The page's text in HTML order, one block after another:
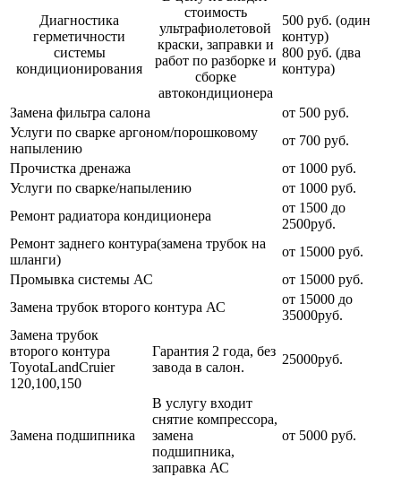
Диагностика
герметичности
системы
кондиционирования
стоимость
ультрафиолетовой
краски, заправки и
работ по разборке и
сборке
автокондиционера
500 руб. (один
контур)
800 руб. (два
контура)
Замена фильтра салона
от 500 руб.
Услуги по сварке аргоном/порошковому
напылению
от 700 руб.
Прочистка дренажа
от 1000 руб.
Услуги по сварке/напылению
от 1000 руб.
Ремонт радиатора кондиционера
от 1500 до
2500руб.
Ремонт заднего контура(замена трубок на
шланги)
от 15000 руб.
Промывка системы АС
от 15000 руб.
Замена трубок второго контура АС
от 15000 до
35000руб.
Замена трубок
второго контура
ToyotaLandCruier
120,100,150
Гарантия 2 года, без
завода в салон.
25000руб.
Замена подшипника
В услугу входит
снятие компрессора,
замена
подшипника,
заправка АС
от 5000 руб.